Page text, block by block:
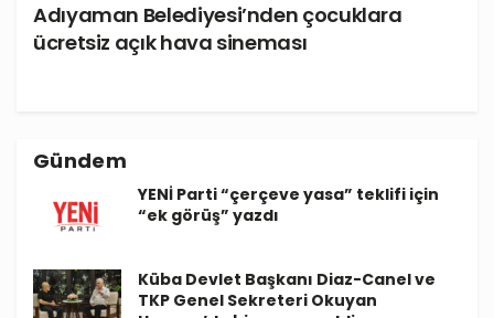
Adıyaman Belediyesi’nden çocuklara
ücretsiz açık hava sineması
Gündem
YENİ Parti “çerçeve yasa” teklifi için
“ek görüş” yazdı
Küba Devlet Başkanı Diaz-Canel ve
TKP Genel Sekreteri Okuyan